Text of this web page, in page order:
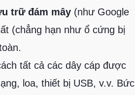
trữ đám mây (như Google
(chẳng hạn như ổ cứng bị
tất cả các dây cáp được
loa, thiết bị USB, v.v. Bức